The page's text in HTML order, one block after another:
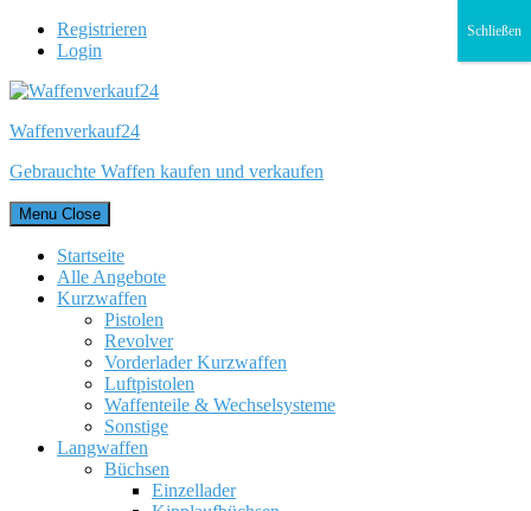
Registrieren
Login
Waffenverkauf24
Gebrauchte Waffen kaufen und verkaufen
Menu Close
Startseite
Alle Angebote
Kurzwaffen
Pistolen
Revolver
Vorderlader Kurzwaffen
Luftpistolen
Waffenteile & Wechselsysteme
Sonstige
Langwaffen
Büchsen
Einzellader
Schließen